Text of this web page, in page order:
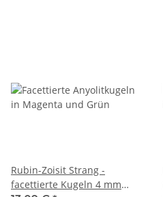
Rubin-Zoisit Strang -
facettierte Kugeln 4 mm